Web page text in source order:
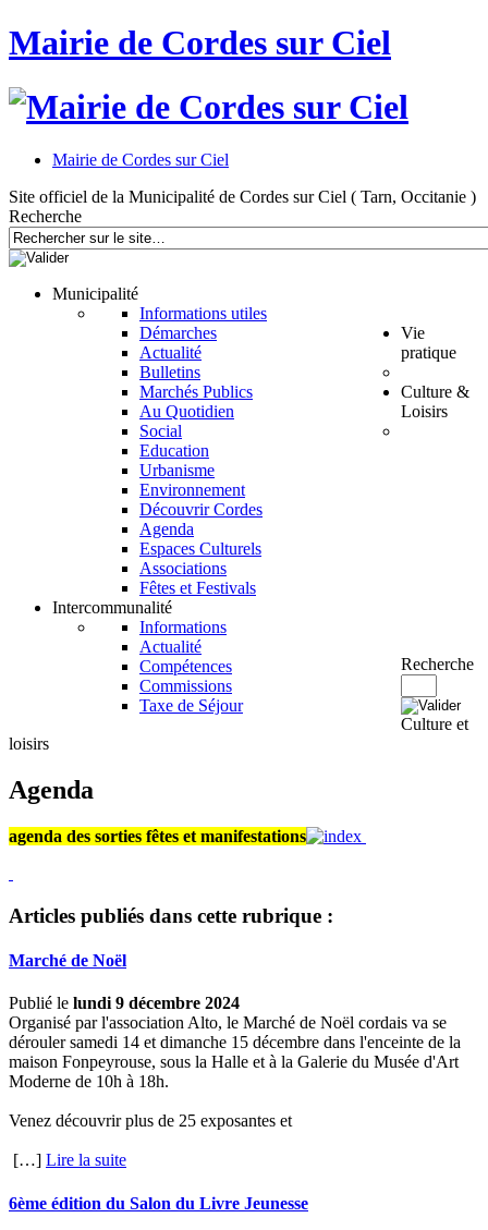
Mairie de Cordes sur Ciel
Mairie de Cordes sur Ciel
Site officiel de la Municipalité de Cordes sur Ciel ( Tarn, Occitanie )
Recherche
Municipalité
Informations utiles
Démarches
Actualité
Bulletins
Marchés Publics
Vie
pratique
Au Quotidien
Social
Education
Urbanisme
Environnement
Culture &
Loisirs
Découvrir Cordes
Agenda
Espaces Culturels
Associations
Fêtes et Festivals
Intercommunalité
Informations
Actualité
Compétences
Commissions
Taxe de Séjour
Recherche
Culture et
loisirs
Agenda
agenda des sorties fêtes et manifestations
Articles publiés dans cette rubrique :
Marché de Noël
Publié le lundi 9 décembre 2024
Organisé par l'association Alto, le Marché de Noël cordais va se
dérouler samedi 14 et dimanche 15 décembre dans l'enceinte de la
maison Fonpeyrouse, sous la Halle et à la Galerie du Musée d'Art
Moderne de 10h à 18h.
Venez découvrir plus de 25 exposantes et
[…] ­ Lire la suite
6ème édition du Salon du Livre Jeunesse